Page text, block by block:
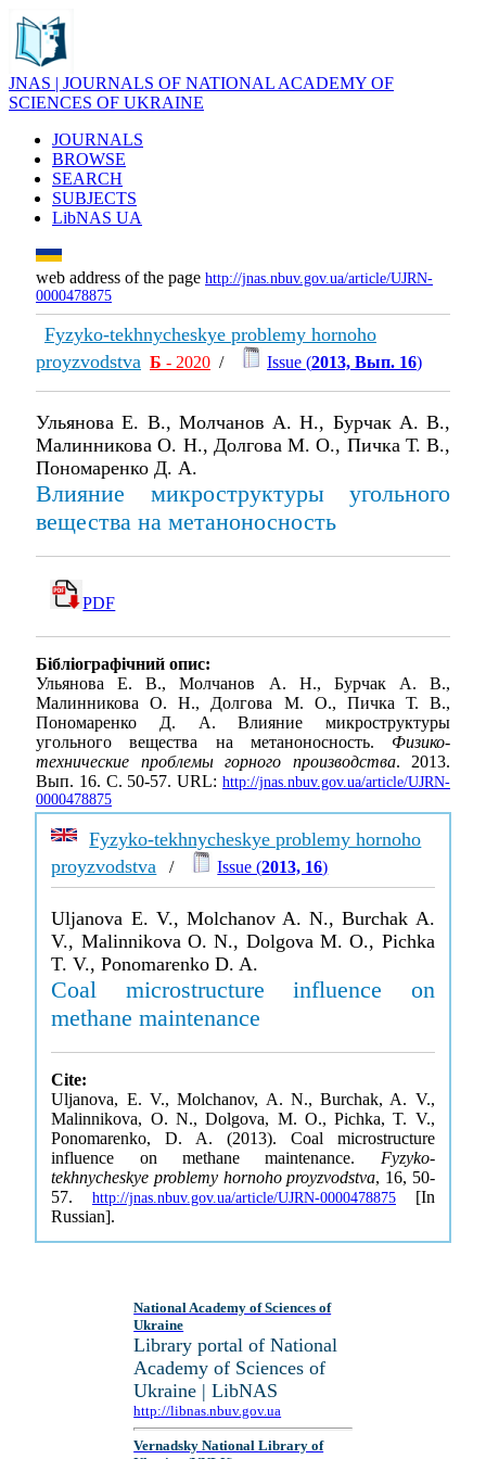
JNAS | JOURNALS OF NATIONAL ACADEMY OF
SCIENCES OF UKRAINE
JOURNALS
BROWSE
SEARCH
SUBJECTS
LibNAS UA
web address of the page http://jnas.nbuv.gov.ua/article/UJRN-
0000478875
Fyzyko-tekhnycheskye problemy hornoho
proyzvodstva Б - 2020 / Issue (2013, Вып. 16)
Ульянова Е. В., Молчанов А. Н., Бурчак А. В.,
Малинникова О. Н., Долгова М. О., Пичка Т. В.,
Пономаренко Д. А.
Влияние микроструктуры угольного
вещества на метаноносность
PDF
Бібліографічний опис:
Ульянова Е. В., Молчанов А. Н., Бурчак А. В.,
Малинникова О. Н., Долгова М. О., Пичка Т. В.,
Пономаренко Д. А. Влияние микроструктуры
угольного вещества на метаноносность. Физико-
технические проблемы горного производства. 2013.
Вып. 16. С. 50-57. URL: http://jnas.nbuv.gov.ua/article/UJRN-
0000478875
Fyzyko-tekhnycheskye problemy hornoho
proyzvodstva / Issue (2013, 16)
Uljanova E. V., Molchanov A. N., Burchak A.
V., Malinnikova O. N., Dolgova M. O., Pichka
T. V., Ponomarenko D. A.
Coal microstructure influence on
methane maintenance
Cite:
Uljanova, E. V., Molchanov, A. N., Burchak, A. V.,
Malinnikova, O. N., Dolgova, M. O., Pichka, T. V.,
Ponomarenko, D. A. (2013). Coal microstructure
influence on methane maintenance. Fyzyko-
tekhnycheskye problemy hornoho proyzvodstva, 16, 50-
57. http://jnas.nbuv.gov.ua/article/UJRN-0000478875 [In
Russian].
National Academy of Sciences of
Ukraine
Library portal of National
Academy of Sciences of
Ukraine | LibNAS
http://libnas.nbuv.gov.ua
Vernadsky National Library of